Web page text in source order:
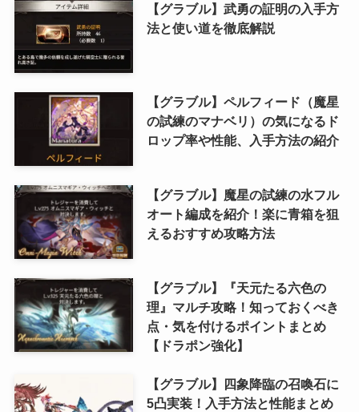
【グラブル】武勇の証明の入手方
法と使い道を徹底解説
【グラブル】ペルフィード（魔星
の試練のマナベリ）の気になるド
ロップ率や性能、入手方法の紹介
【グラブル】魔星の試練の水フル
オート編成を紹介！楽に青箱を狙
えるおすすめ攻略方法
【グラブル】『天元たる六色の
理』マルチ攻略！知っておくべき
点・気を付けるポイントまとめ
【ドラポン強化】
【グラブル】四象降臨の召喚石に
5凸実装！入手方法と性能まとめ